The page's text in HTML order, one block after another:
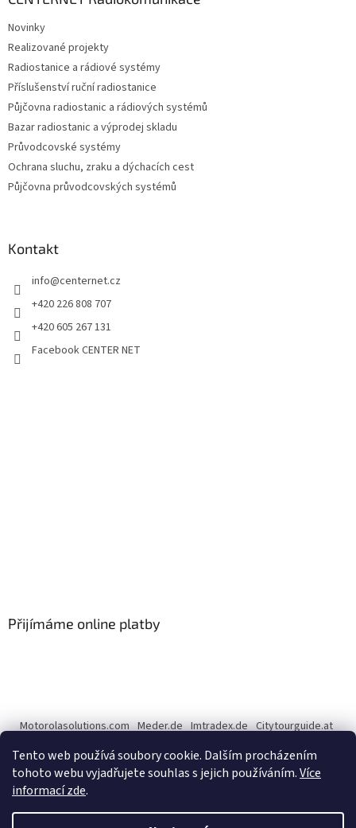
Tento web používá soubory cookie. Dalším procházením
tohoto webu vyjadřujete souhlas s jejich používáním.Více
informací zde.
Novinky
Realizované projekty
Radiostanice a rádiové systémy
Příslušenství ruční radiostanice
Půjčovna radiostanic a rádiových systémů
Bazar radiostanic a výprodej skladu
Průvodcovské systémy
Ochrana sluchu, zraku a dýchacích cest
Půjčovna průvodcovských systémů
Kontakt
info@centernet.cz
+420 226 808 707
+420 605 267 131
Facebook CENTER NET
Přijímáme online platby
Motorolasolutions.com Meder.de Imtradex.de Citytourguide.at